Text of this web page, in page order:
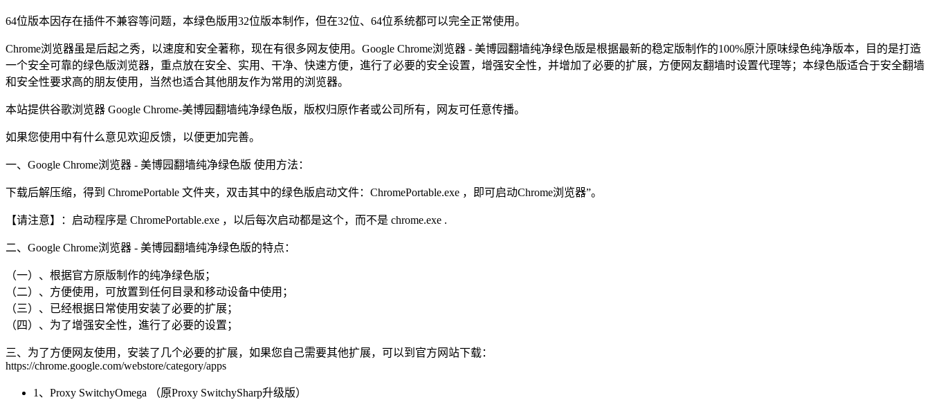
64位版本因存在插件不兼容等问题，本绿色版用32位版本制作，但在32位、64位系统都可以完全正常使用。
Chrome浏览器虽是后起之秀，以速度和安全著称，现在有很多网友使用。Google Chrome浏览器 - 美博园翻墙纯净绿色版是根据最新的稳定版制作的100%原汁原味绿色纯净版本，目的是打造
一个安全可靠的绿色版浏览器，重点放在安全、实用、干净、快速方便，進行了必要的安全设置，增强安全性，并增加了必要的扩展，方便网友翻墙时设置代理等；本绿色版适合于安全翻墙
和安全性要求高的朋友使用，当然也适合其他朋友作为常用的浏览器。
本站提供谷歌浏览器 Google Chrome-美博园翻墙纯净绿色版，版权归原作者或公司所有，网友可任意传播。
如果您使用中有什么意见欢迎反馈，以便更加完善。
一、Google Chrome浏览器 - 美博园翻墙纯净绿色版 使用方法：
下载后解压缩，得到 ChromePortable 文件夹，双击其中的绿色版启动文件：ChromePortable.exe ，即可启动Chrome浏览器”。
【请注意】：启动程序是 ChromePortable.exe ，以后每次启动都是这个，而不是 chrome.exe .
二、Google Chrome浏览器 - 美博园翻墙纯净绿色版的特点：
（一）、根据官方原版制作的纯净绿色版；
（二）、方便使用，可放置到任何目录和移动设备中使用；
（三）、已经根据日常使用安装了必要的扩展；
（四）、为了增强安全性，進行了必要的设置；
三、为了方便网友使用，安装了几个必要的扩展，如果您自己需要其他扩展，可以到官方网站下载：
https://chrome.google.com/webstore/category/apps
1、Proxy SwitchyOmega （原Proxy SwitchySharp升级版）